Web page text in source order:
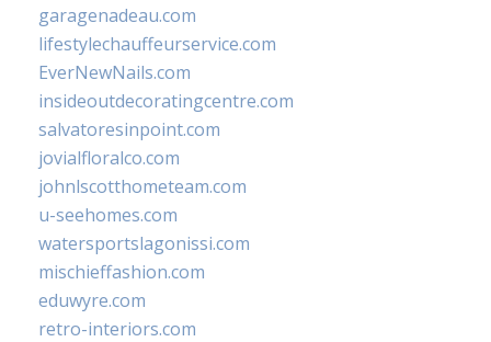
garagenadeau.com
lifestylechauffeurservice.com
EverNewNails.com
insideoutdecoratingcentre.com
salvatoresinpoint.com
jovialfloralco.com
johnlscotthometeam.com
u-seehomes.com
watersportslagonissi.com
mischieffashion.com
eduwyre.com
retro-interiors.com